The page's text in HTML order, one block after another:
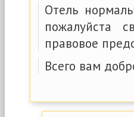
Отель
пожалуйста
правовое
Всего вам